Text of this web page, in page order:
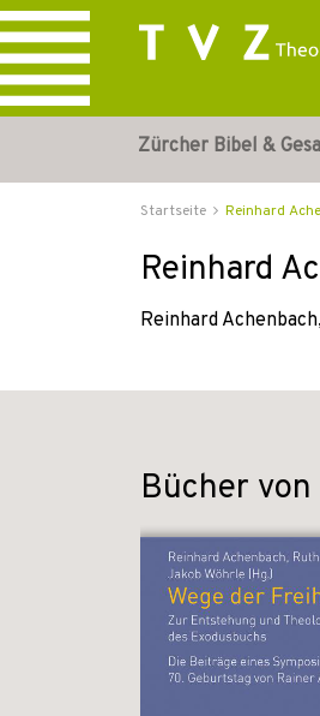
Zürcher Bibel &
Startseite Reinhard
Reinhard
Reinhard
Bücher